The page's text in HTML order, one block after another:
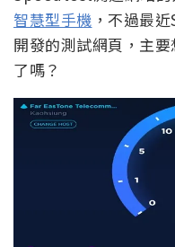
智慧型手機 ，不過最
開發的測試網頁，主
了嗎？